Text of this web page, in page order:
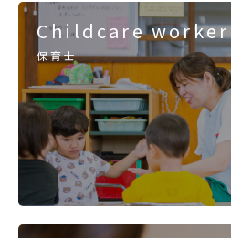
Childcare worker
保育士